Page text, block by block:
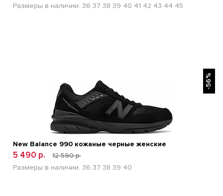
Размеры в наличии: 36 37 38 39 40 41 42 43 44 45
-56%
New Balance 990 кожаные черные женские
5 490 р.
12 590 р.
Размеры в наличии: 36 37 38 39 40